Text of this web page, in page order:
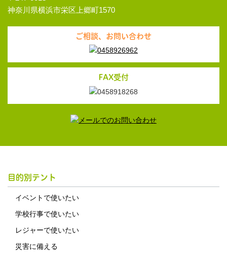
神奈川県横浜市栄区上郷町1570
ご相談、お問い合わせ
FAX受付
目的別テント
イベントで使いたい
学校行事で使いたい
レジャーで使いたい
災害に備える